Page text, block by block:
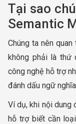
Tại sao
Semantic
Chúng ta nên
không phải là thứ
công nghệ hỗ trợ
đánh dấu ngữ
Ví dụ, khi nội dung
hỗ trợ biết cần